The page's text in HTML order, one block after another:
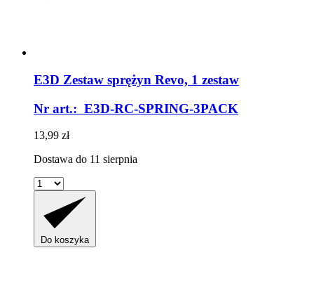
E3D Zestaw sprężyn Revo, 1 zestaw
Nr art.: E3D-RC-SPRING-3PACK
13,99 zł
Dostawa do 11 sierpnia
Do koszyka